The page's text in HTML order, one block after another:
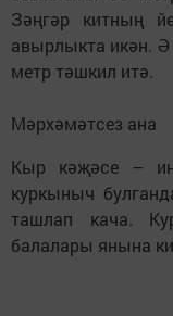
Зәңгәр китның
авырлыкта икән.
метр тәшкил итә.
Мәрхәмәтсез ана
Кыр кәҗәсе – иң
куркыныч
ташлап кача.
балалары янына